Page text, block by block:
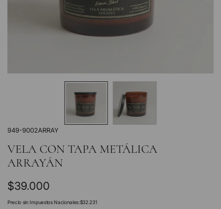
949-9002ARRAY
VELA CON TAPA METÁLICA
ARRAYÁN
Precio
regular
$39.000
Precio sin Impuestos Nacionales:$32.231